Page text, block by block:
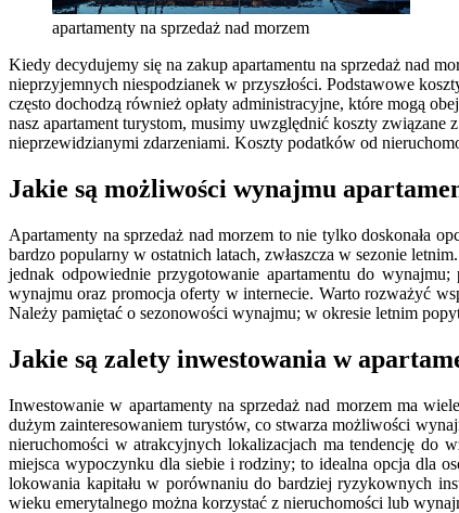
apartamenty na sprzedaż nad morzem
Kiedy decydujemy się na zakup apartamentu na sprzedaż nad
nieprzyjemnych niespodzianek w przyszłości. Podstawowe
często dochodzą również opłaty administracyjne, które mogą
nasz apartament turystom, musimy uwzględnić koszty związane
nieprzewidzianymi zdarzeniami. Koszty podatków od
Jakie są możliwości wynajmu
Apartamenty na sprzedaż nad morzem to nie tylko doskonała
bardzo popularny w ostatnich latach, zwłaszcza w sezonie
jednak odpowiednie przygotowanie apartamentu do
wynajmu oraz promocja oferty w internecie. Warto rozważyć
Należy pamiętać o sezonowości wynajmu; w okresie letnim
Jakie są zalety inwestowania w
Inwestowanie w apartamenty na sprzedaż nad morzem ma
dużym zainteresowaniem turystów, co stwarza możliwości
nieruchomości w atrakcyjnych lokalizacjach ma tendencję do
miejsca wypoczynku dla siebie i rodziny; to idealna opcja dla
lokowania kapitału w porównaniu do bardziej ryzykownych
wieku emerytalnego można korzystać z nieruchomości lub